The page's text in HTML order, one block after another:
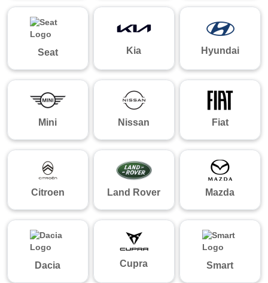
Seat Kia Hyundai
Mini Nissan Fiat
Citroen Land Rover Mazda
Dacia Cupra Smart